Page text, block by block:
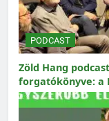
PODCAST
Zöld Hang
forgatókönyve: a